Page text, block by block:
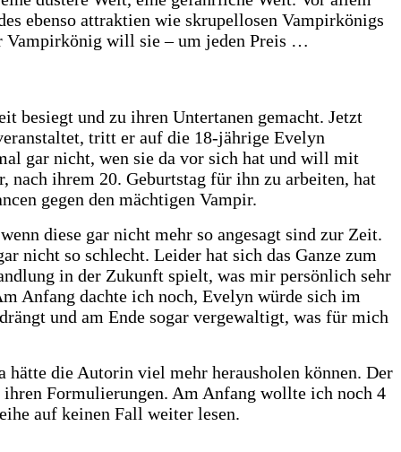
ebenso attraktien wie skrupellosen Vampirkönigs
Vampirkönig will sie – um jeden Preis …
besiegt und zu ihren Untertanen gemacht. Jetzt
tritt er auf die 18-jährige Evelyn
gar nicht, wen sie da vor sich hat und will mit
nach ihrem 20. Geburtstag für ihn zu arbeiten, hat
gegen den mächtigen Vampir.
diese gar nicht mehr so angesagt sind zur Zeit.
nicht so schlecht. Leider hat sich das Ganze zum
in der Zukunft spielt, was mir persönlich sehr
Anfang dachte ich noch, Evelyn würde sich im
und am Ende sogar vergewaltigt, was für mich
hätte die Autorin viel mehr herausholen können. Der
Formulierungen. Am Anfang wollte ich noch 4
auf keinen Fall weiter lesen.